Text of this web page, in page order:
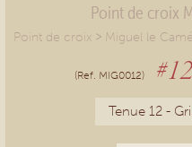
Point de croix
Point de croix > Miguel le
(Ref. MIG0012)
Tenue 12 -